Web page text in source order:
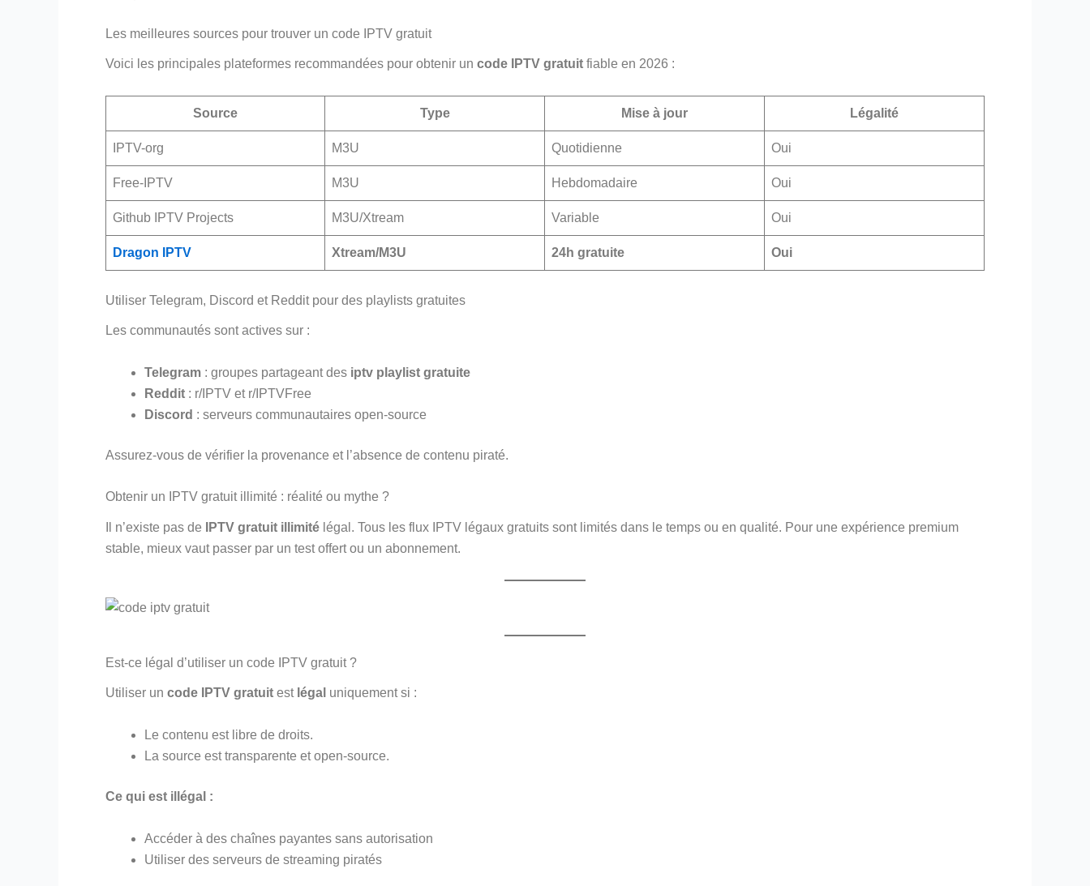
Les meilleures sources pour trouver un code IPTV gratuit
Voici les principales plateformes recommandées pour obtenir un code IPTV gratuit fiable en 2026 :
Source Type Mise à jour Légalité
IPTV-org M3U Quotidienne Oui
Free-IPTV M3U Hebdomadaire Oui
Github IPTV Projects M3U/Xtream Variable Oui
Dragon IPTV Xtream/M3U 24h gratuite Oui
Utiliser Telegram, Discord et Reddit pour des playlists gratuites
Les communautés sont actives sur :
Telegram : groupes partageant des iptv playlist gratuite
Reddit : r/IPTV et r/IPTVFree
Discord : serveurs communautaires open-source
Assurez-vous de vérifier la provenance et l’absence de contenu piraté.
Obtenir un IPTV gratuit illimité : réalité ou mythe ?
Il n’existe pas de IPTV gratuit illimité légal. Tous les flux IPTV légaux gratuits sont limités dans le temps ou en qualité. Pour une expérience premium
stable, mieux vaut passer par un test offert ou un abonnement.
Est-ce légal d’utiliser un code IPTV gratuit ?
Utiliser un code IPTV gratuit est légal uniquement si :
Le contenu est libre de droits.
La source est transparente et open-source.
Ce qui est illégal :
Accéder à des chaînes payantes sans autorisation
Utiliser des serveurs de streaming piratés